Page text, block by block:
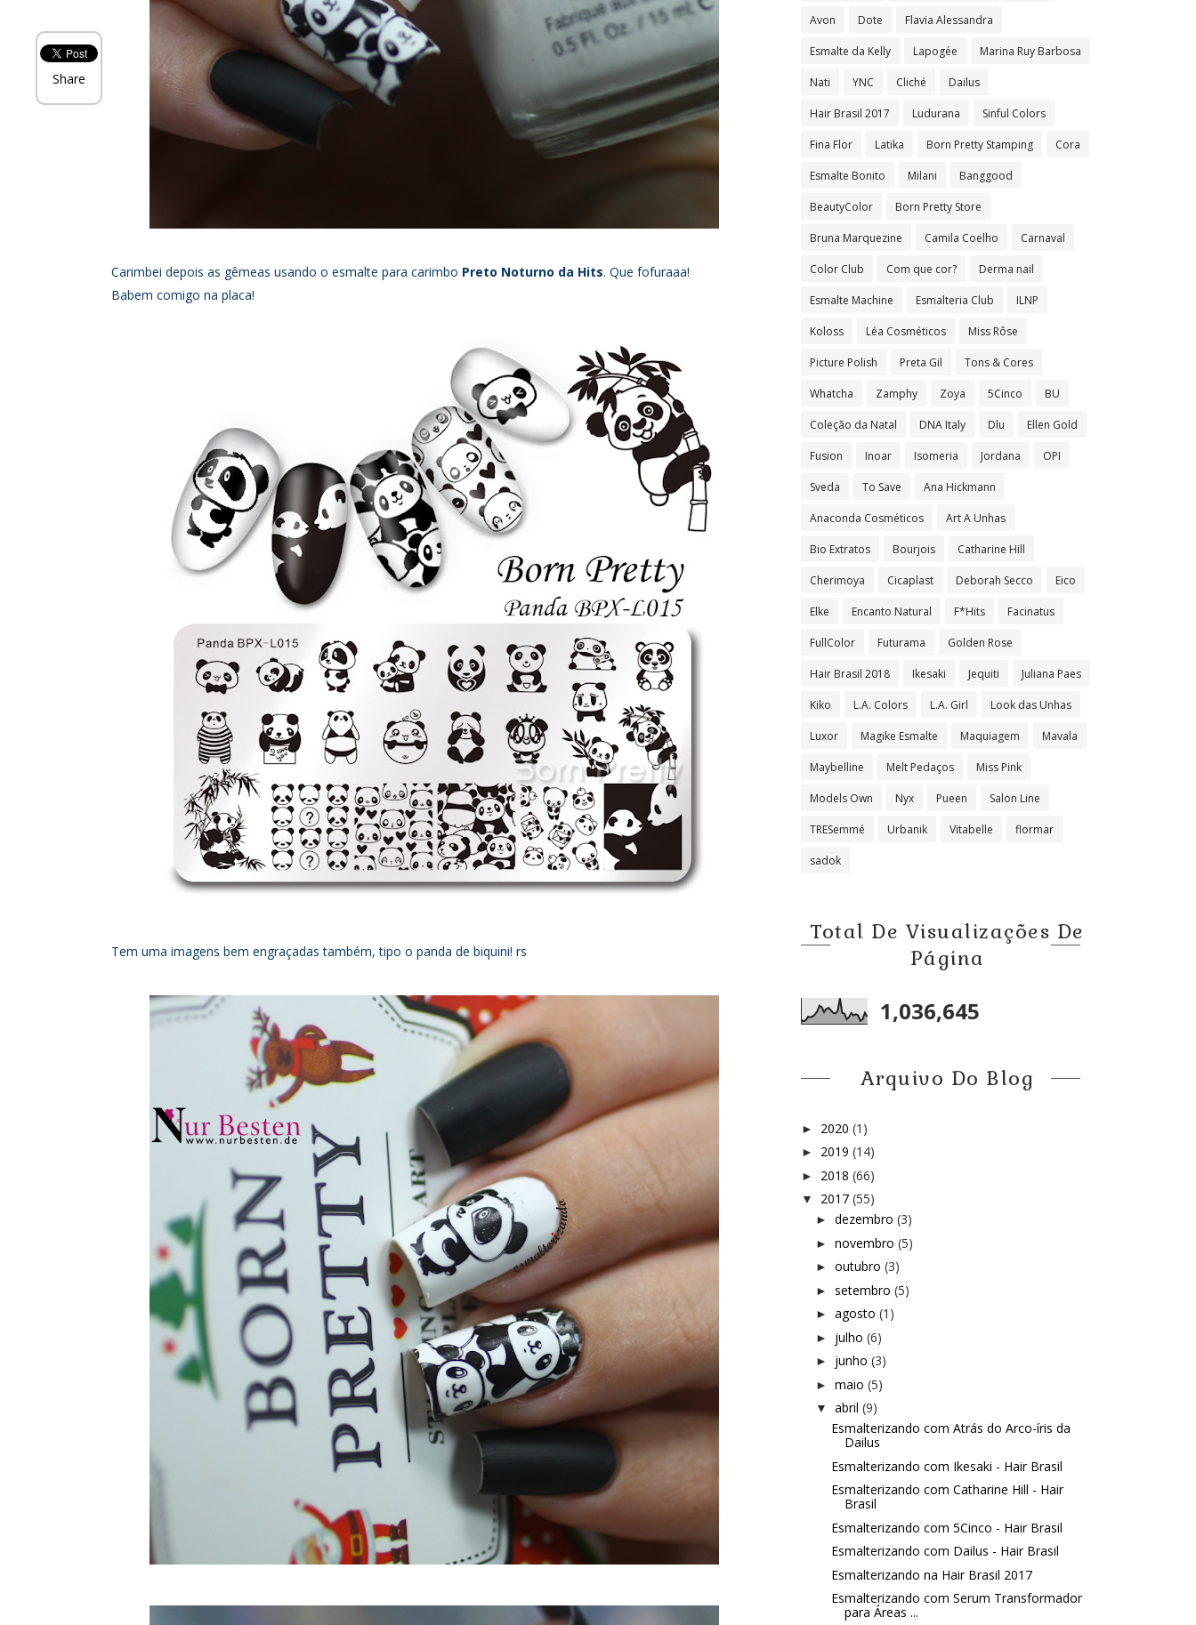
Carimbei depois as gêmeas usando o esmalte para carimbo Preto Noturno da Hits. Que fofuraaa!
Babem comigo na placa!
Tem uma imagens bem engraçadas também, tipo o panda de biquini! rs
Share
Avon Dote Flavia Alessandra
Esmalte da Kelly Lapogée Marina Ruy Barbosa
Nati YNC Cliché Dailus
Hair Brasil 2017 Ludurana Sinful Colors
Fina Flor Latika Born Pretty Stamping Cora
Esmalte Bonito Milani Banggood
BeautyColor Born Pretty Store
Bruna Marquezine Camila Coelho Carnaval
Color Club Com que cor? Derma nail
Esmalte Machine Esmalteria Club ILNP
Koloss Léa Cosméticos Miss Rôse
Picture Polish Preta Gil Tons & Cores
Whatcha Zamphy Zoya 5Cinco BU
Coleção da Natal DNA Italy Dlu Ellen Gold
Fusion Inoar Isomeria Jordana OPI
Sveda To Save Ana Hickmann
Anaconda Cosméticos Art A Unhas
Bio Extratos Bourjois Catharine Hill
Cherimoya Cicaplast Deborah Secco Eico
Elke Encanto Natural F*Hits Facinatus
FullColor Futurama Golden Rose
Hair Brasil 2018 Ikesaki Jequiti Juliana Paes
Kiko L.A. Colors L.A. Girl Look das Unhas
Luxor Magike Esmalte Maquiagem Mavala
Maybelline Melt Pedaços Miss Pink
Models Own Nyx Pueen Salon Line
TRESemmé Urbanik Vitabelle flormar
sadok
Total De Visualizações De
Página
1,036,645
Arquivo Do Blog
► 2020 (1)
► 2019 (14)
► 2018 (66)
▼ 2017 (55)
►dezembro(3)
►novembro(5)
►outubro(3)
►setembro(5)
►agosto(1)
► julho(6)
► junho(3)
►maio(5)
▼abril(9)
Esmalterizando com Atrás do Arco-íris da
Dailus
Esmalterizando com Ikesaki - Hair Brasil
Esmalterizando com Catharine Hill - Hair
Brasil
Esmalterizando com 5Cinco - Hair Brasil
Esmalterizando com Dailus - Hair Brasil
Esmalterizando na Hair Brasil 2017
Esmalterizando com Serum Transformador
para Áreas ...